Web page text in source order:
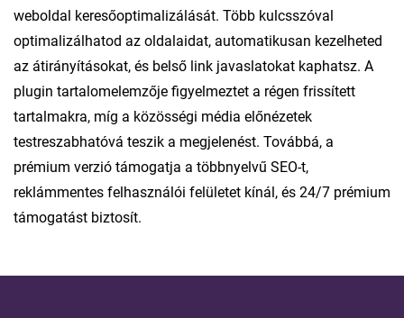
weboldal keresőoptimalizálását. Több kulcsszóval
optimalizálhatod az oldalaidat, automatikusan kezelheted
az átirányításokat, és belső link javaslatokat kaphatsz. A
plugin tartalomelemzője figyelmeztet a régen frissített
tartalmakra, míg a közösségi média előnézetek
testreszabhatóvá teszik a megjelenést. Továbbá, a
prémium verzió támogatja a többnyelvű SEO-t,
reklámmentes felhasználói felületet kínál, és 24/7 prémium
támogatást biztosít.